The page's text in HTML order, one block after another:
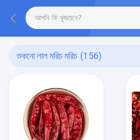
শুকনো লাল মরিচ মরিচ (156)